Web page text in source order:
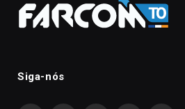
Siga-nós